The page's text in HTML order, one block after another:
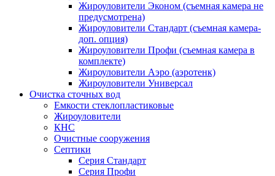
Жироуловители Эконом (съемная камера не
предусмотрена)
Жироуловители Стандарт (съемная камера-
доп. опция)
Жироуловители Профи (съемная камера в
комплекте)
Жироуловители Аэро (аэротенк)
Жироуловители Универсал
Очистка сточных вод
Емкости стеклопластиковые
Жироуловители
КНС
Очистные сооружения
Септики
Серия Стандарт
Серия Профи